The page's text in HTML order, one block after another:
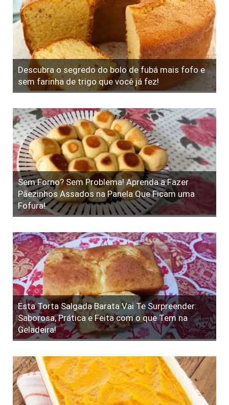
Descubra o segredo do bolo de fubá mais fofo e
sem farinha de trigo que você já fez!
Sem Forno? Sem Problema! Aprenda a Fazer
Pãezinhos Assados na Panela Que Ficam uma
Fofura!
Esta Torta Salgada Barata Vai Te Surpreender:
Saborosa, Prática e Feita com o que Tem na
Geladeira!